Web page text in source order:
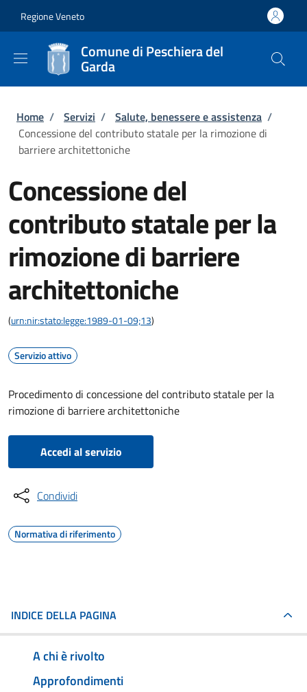
Regione Veneto
Comune di Peschiera del
Garda
Briciole di pane
Home / Servizi / Salute, benessere e assistenza /
Concessione del contributo statale per la rimozione di
barriere architettoniche
Concessione del
contributo statale per la
rimozione di barriere
architettoniche
(urn:nir:stato:legge:1989-01-09;13)
Servizio attivo
Procedimento di concessione del contributo statale per la
rimozione di barriere architettoniche
Accedi al servizio
Condividi
Normativa di riferimento
INDICE DELLA PAGINA
A chi è rivolto
Approfondimenti